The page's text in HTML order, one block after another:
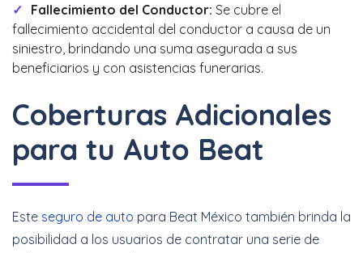
Fallecimiento del Conductor: Se cubre el
fallecimiento accidental del conductor a causa de un
siniestro, brindando una suma asegurada a sus
beneficiarios y con asistencias funerarias.
Coberturas Adicionales
para tu Auto Beat
Este seguro de auto para Beat México también brinda la
posibilidad a los usuarios de contratar una serie de